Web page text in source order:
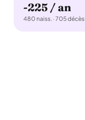
-225 / an
480 naiss. · 705 décès